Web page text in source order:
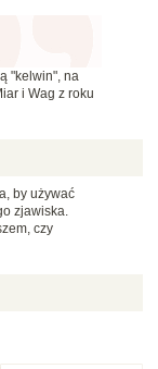
"kelwin", na
i Wag z roku
by używać
zjawiska.
czy